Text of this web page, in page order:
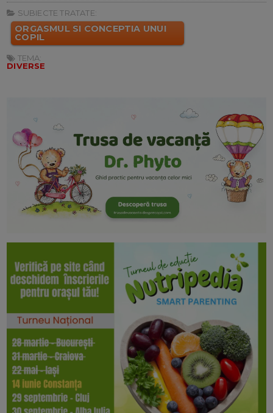
SUBIECTE TRATATE:
ORGASMUL SI CONCEPTIA UNUI
COPIL
TEMA:
DIVERSE